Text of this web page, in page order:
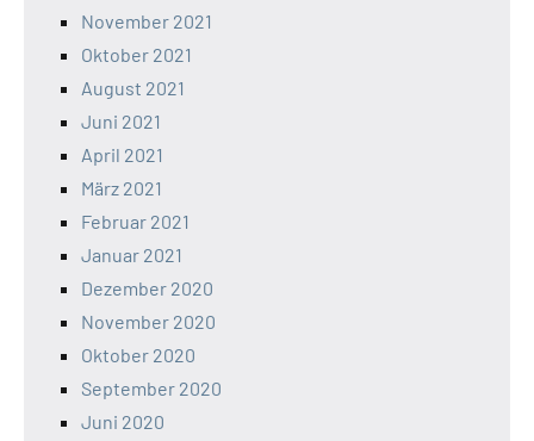
November 2021
Oktober 2021
August 2021
Juni 2021
April 2021
März 2021
Februar 2021
Januar 2021
Dezember 2020
November 2020
Oktober 2020
September 2020
Juni 2020